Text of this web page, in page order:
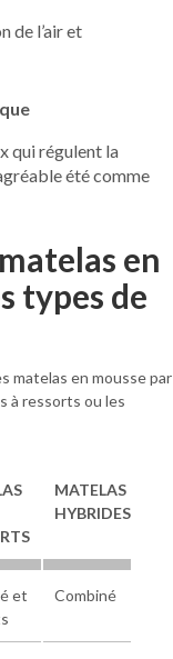
de l’air et
qui régulent la
été comme
en
types de
matelas en mousse par
à ressorts ou les
MATELAS
HYBRIDES
et
Combiné